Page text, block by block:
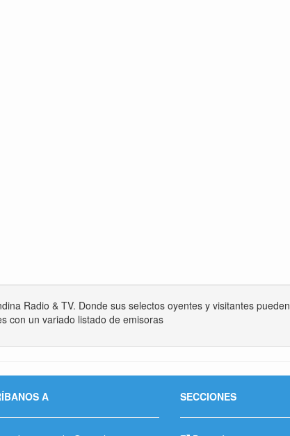
Radio & TV. Donde sus selectos oyentes y visitantes pueden
con un variado listado de emisoras
A SECCIONES